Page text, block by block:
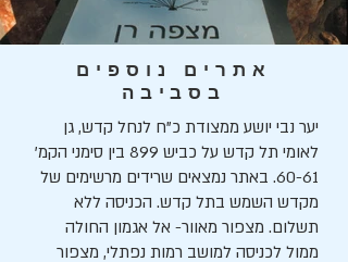
אתרים נוספים
בסביבה
יער נבי יושע ממצודת כ"ח לנחל קדש, גן
לאומי תל קדש על כביש 899 בין סימני הקמ'
60-61. באתר נמצאים שרידים מרשימים של
מקדש השמש בתל קדש. הכניסה ללא
תשלום. מצפור מאוור- אל אגמון החולה
ממול לכניסה למושב רמות נפתלי, מצפור